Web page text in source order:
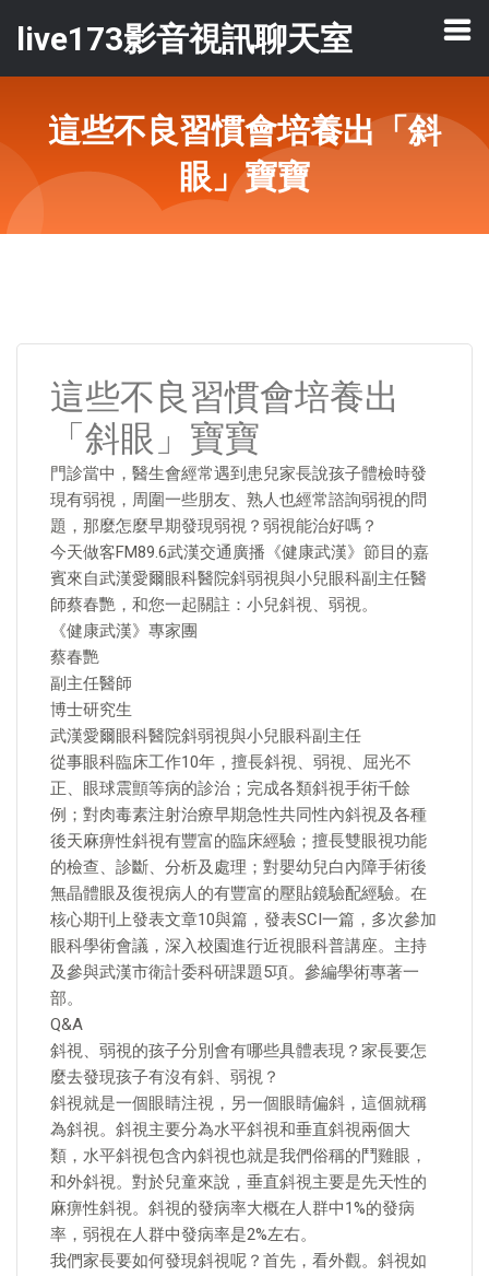
live173影音視訊聊天室
這些不良習慣會培養出「斜
眼」寶寶
這些不良習慣會培養出
「斜眼」寶寶
門診當中，醫生會經常遇到患兒家長說孩子體檢時發
現有弱視，周圍一些朋友、熟人也經常諮詢弱視的問
題，那麼怎麼早期發現弱視？弱視能治好嗎？
今天做客FM89.6武漢交通廣播《健康武漢》節目的嘉
賓來自武漢愛爾眼科醫院斜弱視與小兒眼科副主任醫
師蔡春艷，和您一起關註：小兒斜視、弱視。
《健康武漢》專家團
蔡春艷
副主任醫師
博士研究生
武漢愛爾眼科醫院斜弱視與小兒眼科副主任
從事眼科臨床工作10年，擅長斜視、弱視、屈光不
正、眼球震顫等病的診治；完成各類斜視手術千餘
例；對肉毒素注射治療早期急性共同性內斜視及各種
後天麻痹性斜視有豐富的臨床經驗；擅長雙眼視功能
的檢查、診斷、分析及處理；對嬰幼兒白內障手術後
無晶體眼及復視病人的有豐富的壓貼鏡驗配經驗。在
核心期刊上發表文章10與篇，發表SCI一篇，多次參加
眼科學術會議，深入校園進行近視眼科普講座。主持
及參與武漢市衛計委科研課題5項。參編學術專著一
部。
Q&A
斜視、弱視的孩子分別會有哪些具體表現？家長要怎
麼去發現孩子有沒有斜、弱視？
斜視就是一個眼睛注視，另一個眼睛偏斜，這個就稱
為斜視。斜視主要分為水平斜視和垂直斜視兩個大
類，水平斜視包含內斜視也就是我們俗稱的鬥雞眼，
和外斜視。對於兒童來說，垂直斜視主要是先天性的
麻痹性斜視。斜視的發病率大概在人群中1%的發病
率，弱視在人群中發病率是2%左右。
我們家長要如何發現斜視呢？首先，看外觀。斜視如